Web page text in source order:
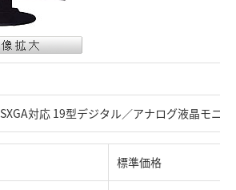
SXGA対応 19型デジタル／アナログ液晶モニタ
標準価格